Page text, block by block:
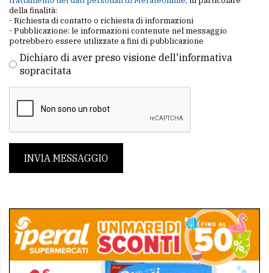
della finalità:
- Richiesta di contatto o richiesta di informazioni
- Pubblicazione: le informazioni contenute nel messaggio
potrebbero essere utilizzate a fini di pubblicazione
Dichiaro di aver preso visione dell'informativa
sopracitata
INVIA MESSAGGIO